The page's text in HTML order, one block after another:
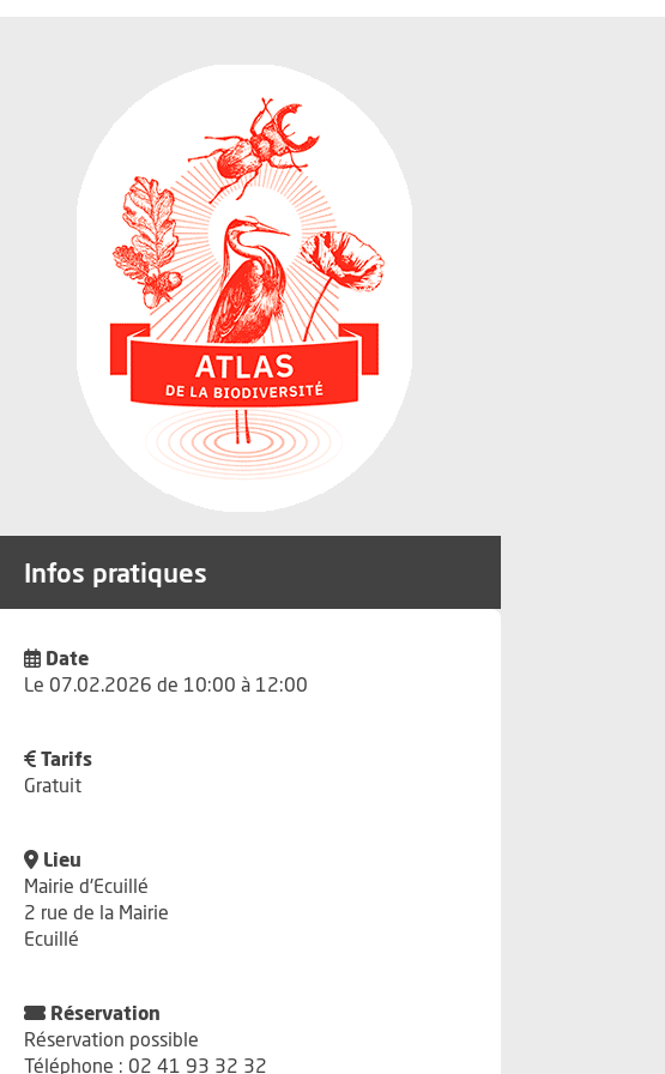
Infos pratiques
Date
Le 07.02.2026 de 10:00 à 12:00
Tarifs
Gratuit
Lieu
Mairie d'Ecuillé
2 rue de la Mairie
Ecuillé
Réservation
Réservation possible
Téléphone : 02 41 93 32 32